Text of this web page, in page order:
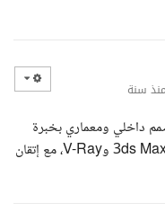
منذ سنة
داخلي ومعماري بخبرة
متقدمة في تصميم الفلل الحديثة باستخدام 3ds Max وV-Ray، مع إتقان